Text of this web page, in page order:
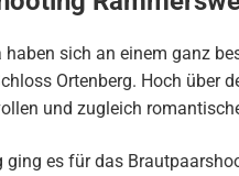
sich an einem ganz
Ortenberg. Hoch über
und zugleich
ging es für das